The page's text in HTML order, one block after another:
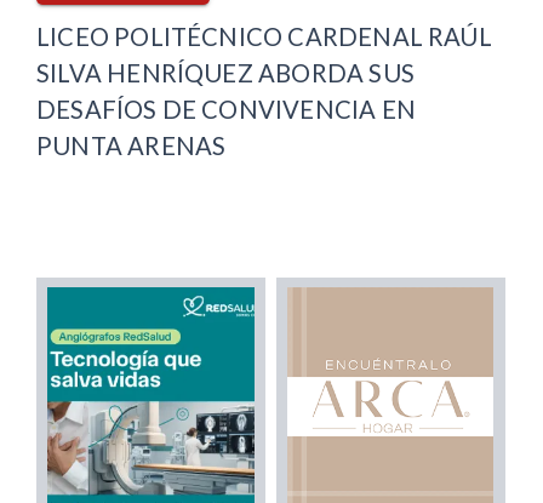
LICEO POLITÉCNICO CARDENAL RAÚL
SILVA HENRÍQUEZ ABORDA SUS
DESAFÍOS DE CONVIVENCIA EN
PUNTA ARENAS